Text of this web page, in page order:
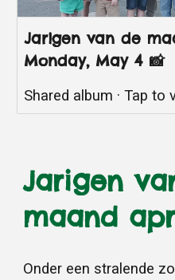
Jarigen van de
Monday, May 4 📸
Shared album · Tap to
Jarigen
maand
Onder een stralende